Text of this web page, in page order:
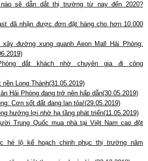
sẽ dẫn dắt thị trường từ nay đến 2020?
đã nhận được đơn đặt hàng cho hơn 10.000
đường xung quanh Aeon Mall Hải Phòng:
đắt khách nhờ chuyên gia đi công
Long Thành(31.05.2019)
Hải Phòng đang trở nên hấp dẫn(30.05.2019)
Cơn sốt đất đang lan tỏa!(29.05.2019)
hưởng lợi nhờ hạ tầng phát triển(11.05.2019)
Trung Quốc mua nhà tại Việt Nam cao đột
hé lộ kế hoạch chinh phục thị trường năm